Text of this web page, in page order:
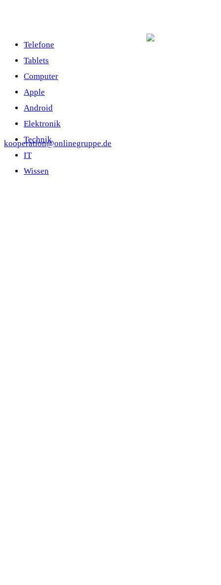
Telefone
Tablets
Computer
Apple
Android
Elektronik
Technik
IT
Wissen
kooperation@onlinegruppe.de